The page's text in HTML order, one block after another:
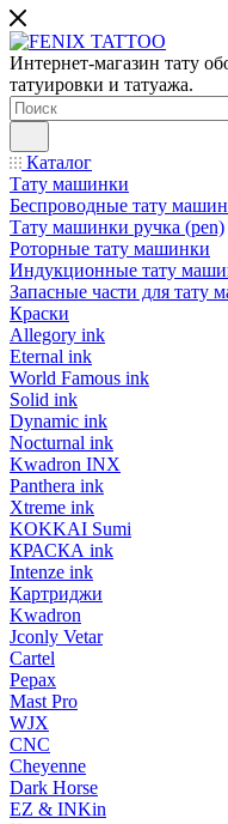
Интернет-магазин тату
татуировки и татуажа.
Каталог
Тату машинки
Беспроводные тату
Тату машинки ручка (pen)
Роторные тату машинки
Индукционные тату
Запасные части для тату
Краски
Allegory ink
Eternal ink
World Famous ink
Solid ink
Dynamic ink
Nocturnal ink
Kwadron INX
Panthera ink
Xtreme ink
KOKKAI Sumi
КРАСКА ink
Intenze ink
Картриджи
Kwadron
Jconly Vetar
Cartel
Pepax
Mast Pro
WJX
CNC
Cheyenne
Dark Horse
EZ & INKin